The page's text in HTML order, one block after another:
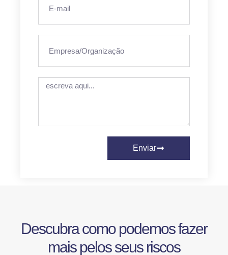
Enviar
Descubra como podemos fazer
mais pelos seus riscos